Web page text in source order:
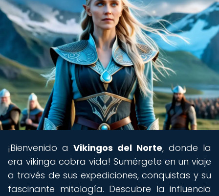
¡Bienvenido a Vikingos del Norte, donde la
era vikinga cobra vida! Sumérgete en un viaje
a través de sus expediciones, conquistas y su
fascinante mitología. Descubre la influencia